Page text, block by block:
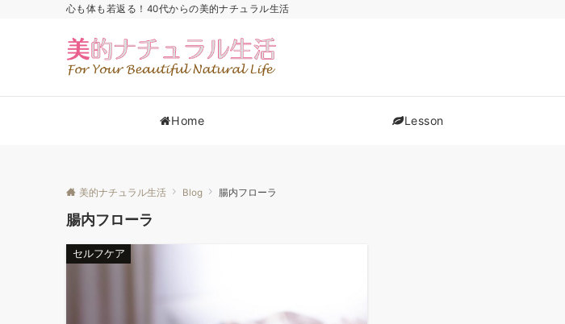
心も体も若返る！40代からの美的ナチュラル生活
Home Lesson
美的ナチュラル生活 Blog 腸内フローラ
腸内フローラ
セルフケア